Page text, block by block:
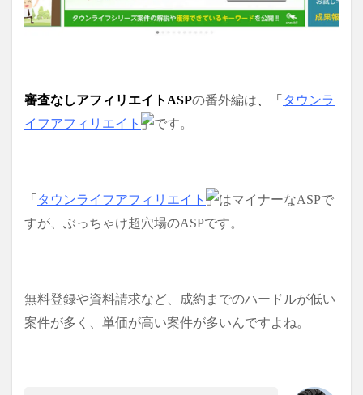
審査なしアフィリエイトASPの番外編は 、「 タウンラ
イフアフィリエイト 」です。
「 タウンライフアフィリエイト 」はマイナーなASPで
すが、ぶっちゃけ超穴場のASPです。
無料登録や資料請求など、成約までのハードルが低い
案件が多く、単価が高い案件が多いんですよね。